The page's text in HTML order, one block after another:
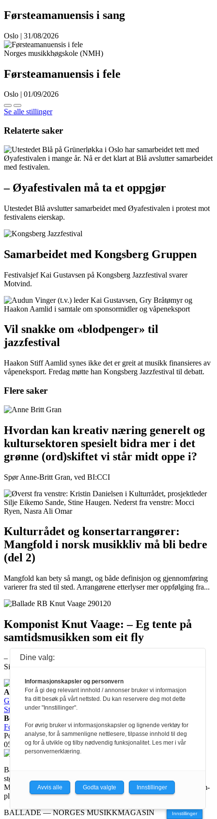
Førsteamanuensis i sang
Oslo | 31/08/2026
Norges musikkhøgskole (NMH)
Førsteamanuensis i fele
Oslo | 01/09/2026
Se alle stillinger
Relaterte saker
– Øyafestivalen må ta et oppgjør
Utestedet Blå avslutter samarbeidet med Øyafestivalen i protest mot
festivalens eierskap.
Samarbeidet med Kongsberg Gruppen
Festivalsjef Kai Gustavsen på Kongsberg Jazzfestival svarer
Motvind.
Vil snakke om «blodpenger» til
jazzfestival
Haakon Stiff Aamlid synes ikke det er greit at musikk finansieres av
våpeneksport. Fredag møtte han Kongsberg Jazzfestival til debatt.
Flere saker
Hvordan kan kreativ næring generelt og
kultursektoren spesielt bidra mer i det
grønne (ord)skiftet vi står midt oppe i?
Spør Anne-Britt Gran, ved BI:CCI
Kulturrådet og konsertarrangører:
Mangfold i norsk musikkliv må bli bedre
(del 2)
Mangfold kan bety så mangt, og både definisjon og gjennomføring
varierer fra sted til sted. Arrangørene etterlyser mer oppfølging fra...
Komponist Knut Vaage: – Eg tente på
samtidsmusikken som eit fly
– Eg kjenner meg heldig, seier samtidskomponisten Knut Vaage.
Sidan tidleg 90-tal har han skapt fantasifull musikk, frå rein støy...
Ansvarlig redaktør:
Guro Kleveland Annonseansvarlig:
Sture Bjørseth
Besøksadresse:
Fossveien 24, 0551 Oslo Postadresse:
Postboks 2073 Grünerløkka,
0505 Oslo
Ballade mottar tilskudd fra Norsk kulturråd, i tillegg til økonomisk
støtte fra eierne NOPA, Norsk komponistforening og
Musikkforleggerne. Ballade drives etter Redaktør- og Vær Varsom-
plakaten.
BALLADE — NORGES MUSIKKMAGASIN
Innstillinger
Dine valg:
Informasjonskapsler og personvern
For å gi deg relevant innhold / annonser bruker vi informasjon
fra ditt besøk på vårt nettsted. Du kan reservere deg mot dette
under "Innstillinger".
For øvrig bruker vi informasjonskapsler og lignende verktøy for
analyse, for å sammenligne nettlesere, tilpasse innhold til deg
og for å utvikle og tilby nødvendig funksjonalitet. Les mer i vår
personvernerklæring.
Avvis alle Godta valgte Innstillinger